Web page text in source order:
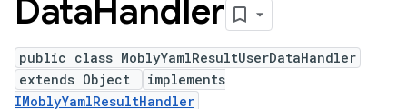
DataHandler
public class MoblyYamlResultUserDataHandler
extends Object
implements
IMoblyYamlResultHandler